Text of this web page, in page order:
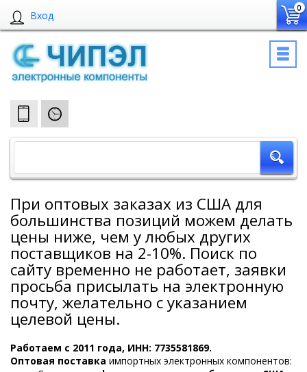
Вход
0
При оптовых заказах из США для
большинства позиций можем делать
цены ниже, чем у любых других
поставщиков на 2-10%. Поиск по
сайту временно не работает, заявки
просьба присылать на электронную
почту, желательно с указанием
целевой цены.
Работаем с 2011 года, ИНН: 7735581869.
Оптовая поставка импортных электронных компонентов: